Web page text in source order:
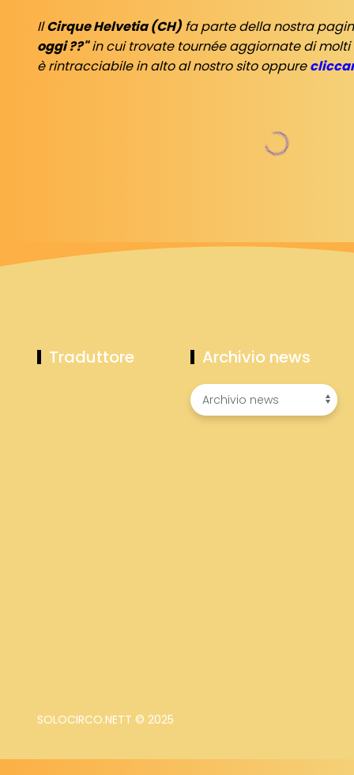
IlCirque Helvetia (CH) fa parte della nostra
oggi ??"in cui trovate tournée aggiornate di
è rintracciabile in alto al nostro sito oppure
Traduttore Archivio news
SOLOCIRCO.NETT © 2025